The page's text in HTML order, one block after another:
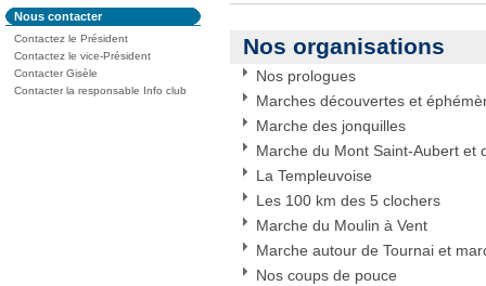
Dans
la
rubrique
:
Nous contacter
Contactez le Président
Contactez le vice-Président
Contacter Gisèle
Contacter la responsable Info club
Nos organisations
Nos prologues
Marches découvertes et
Marche des jonquilles
Marche du Mont Saint-Aubert et
La Templeuvoise
Les 100 km des 5 clochers
Marche du Moulin à Vent
Marche autour de Tournai et
Nos coups de pouce